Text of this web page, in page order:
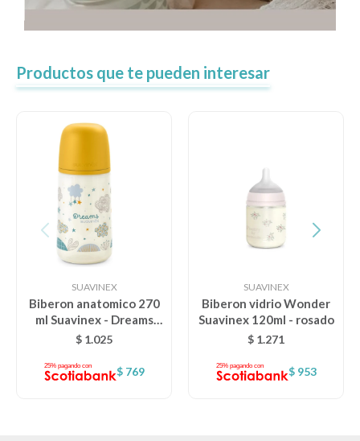
Productos que te pueden interesar
SUAVINEX
Biberon anatomico 270
ml Suavinex - Dreams
Mostaza
$ 1.025
$ 769
SUAVINEX
Biberon vidrio Wonder
Suavinex 120ml - rosado
$ 1.271
$ 953